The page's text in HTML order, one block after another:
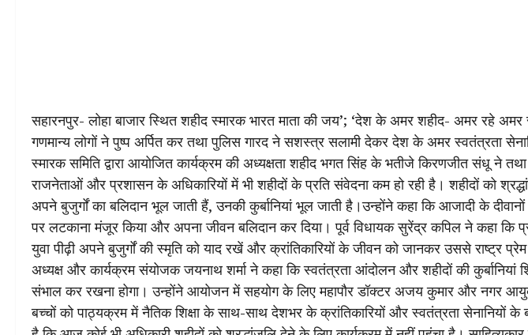
सहारनपुर- लोहा बाजार स्थित शहीद स्मारक भारत माता की जय’; ‘देश के अमर शहीद- अमर रहे
गणमान्य लोगों ने पुष्प अर्पित कर तथा पुलिस गारद ने सशस्त्र सलामी देकर देश के अमर स्वतंत्रता
स्मारक समिति द्वारा आयोजित कार्यक्रम की अध्यक्षता शहीद भगत सिंह के भतीजे किरणजीत संधू ने
राजनेताओं और प्रशासन के अधिकारियों में भी शहीदों के प्रति संवेदना कम हो रही है। शहीदों को
अपने बुजुर्गों का बलिदान भूल जाती हैं, उनकी कुर्बानियां भूल जाती है।उन्होंने कहा कि आजादी के
पर लटकाना मंजूर किया और अपना जीवन बलिदान कर दिया। पूर्व विधायक सुरेंद्र कपिल ने कहा कि
युवा पीढ़ी अपने बुजुर्गों की स्मृति को याद रखें और क्रांतिकारियों के जीवन को जानकर उससे राष्ट्र
अध्यक्ष और कार्यक्रम संयोजक जयनाथ शर्मा ने कहा कि स्वतंत्रता आंदोलन और शहीदों की कुर्बानियां
संभाल कर रखना होगा। उन्होंने आयोजन में सहयोग के लिए महापौर डॉक्टर अजय कुमार और नगर
बच्चों को पाठ्यक्रम में नैतिक शिक्षा के साथ-साथ देशभर के क्रांतिकारियों और स्वतंत्रता सेनानियों के